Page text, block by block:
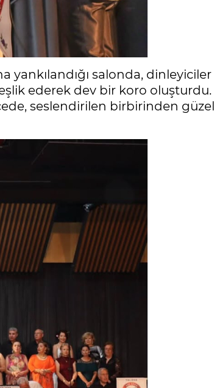
yankılandığı salonda, dinleyiciler
ederek dev bir koro oluşturdu.
seslendirilen birbirinden güzel